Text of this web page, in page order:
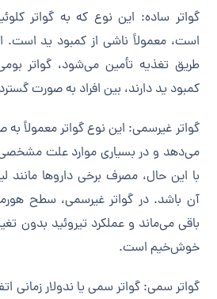
گواتر ساده: این نوع که به گواتر
است، معمولاً ناشی از کمبود ید است.
طریق تغذیه تأمین می‌شود، گواتر
کمبود ید دارند، بین افراد به صورت
گواتر غیرسمی: این نوع گواتر معمولاً
می‌دهد و در بسیاری موارد علت
با این حال، مصرف برخی داروها مانند
آن باشد. در گواتر غیرسمی، سطح
باقی می‌ماند و عملکرد تیروئید بدون
خوش‌خیم است.
گواتر سمی: گواتر سمی یا ندولار زمانی